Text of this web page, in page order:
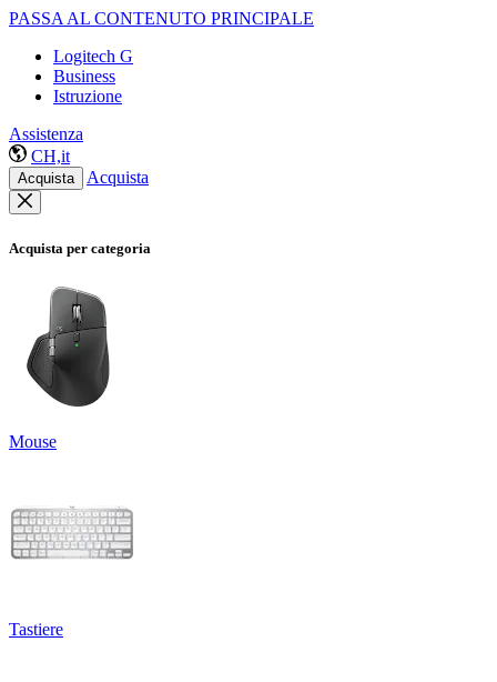
PASSA AL CONTENUTO PRINCIPALE
Logitech G
Business
Istruzione
Assistenza
CH,it
Acquista Acquista
Acquista per categoria
Mouse
Tastiere